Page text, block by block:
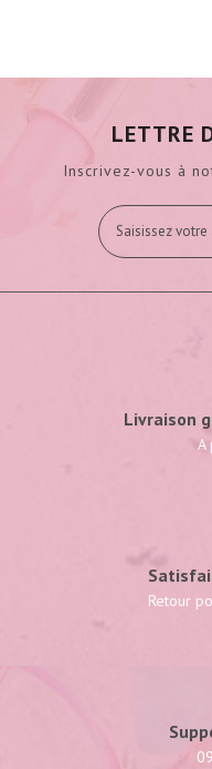
LETTRE
Inscrivez-vous à
Livraison
A
Retour